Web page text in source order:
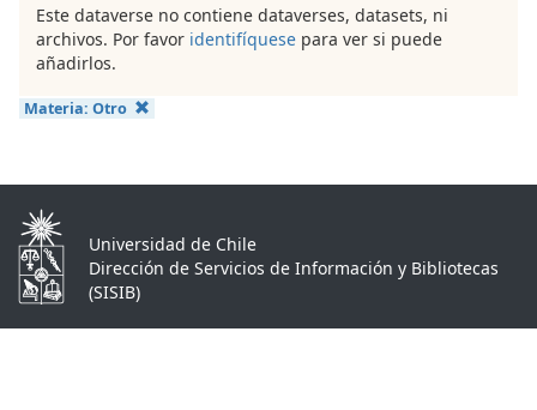
Este dataverse no contiene dataverses, datasets, ni
archivos. Por favor identifíquese para ver si puede
añadirlos.
Materia: Otro
Universidad de Chile
Dirección de Servicios de Información y Bibliotecas
(SISIB)